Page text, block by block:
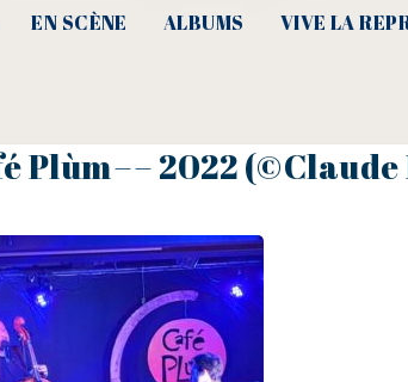
EN SCÈNE ALBUMS VIVE LA
Plùm – – 2022